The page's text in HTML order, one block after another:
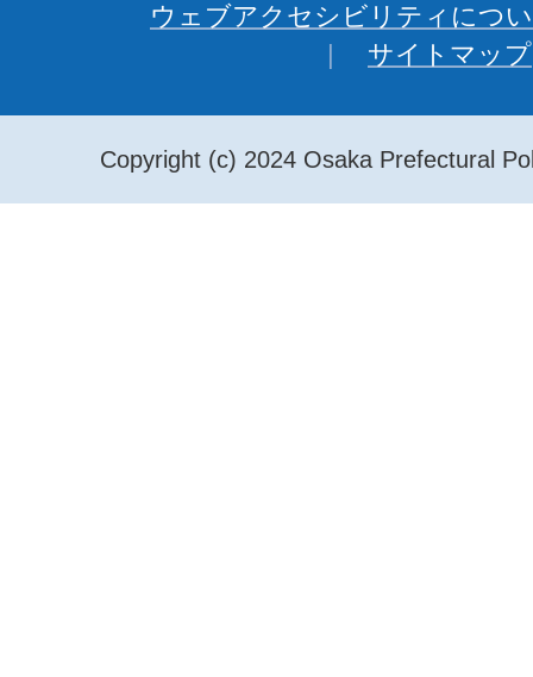
ウェブアクセシビリティにつ
サイトマップ
Copyright (c) 2024 Osaka Prefectural